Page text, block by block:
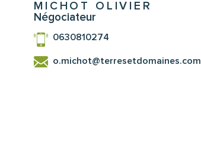
MICHOT OLIVIER
Négociateur
0630810274
o.michot@terresetdomaines.com